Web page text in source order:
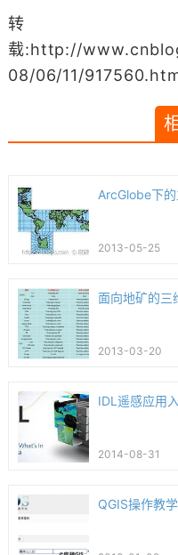
转
载:http://
08/06/11/
ArcGlobe下
2013-05-25
面向地矿的三
2013-03-20
IDL遥感应用
2014-08-31
QGIS操作教